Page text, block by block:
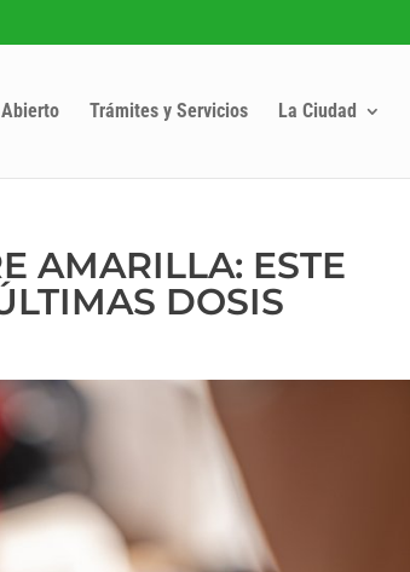
Trámites y Servicios La Ciudad
AMARILLA: ESTE
DOSIS